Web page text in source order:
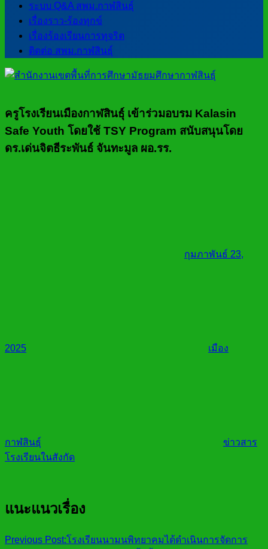
ระบบ Q&A สพม.กาฬสินธุ์
เรื่องราว-ร้องทุกข์
เรื่องร้องเรียนการทุจริต
ติดต่อ สพม.กาฬสินธุ์
ครูโรงเรียนเมืองกาฬสินธุ์ เข้าร่วมอบรม Kalasin
Safe Youth โดยใช้ TSY Program สนับสนุนโดย
ดร.เด่นจิตธีระพันธ์ จันทะมูล ผอ.รร.
กุมภาพันธ์ 23,
2025 เมือง
กาฬสินธุ์
ข่าวสาร
โรงเรียนในสังกัด
แนะแนวเรื่อง
Previous Post:โรงเรียนนามนพิทยาคมได้ดำเนินการจัดการ